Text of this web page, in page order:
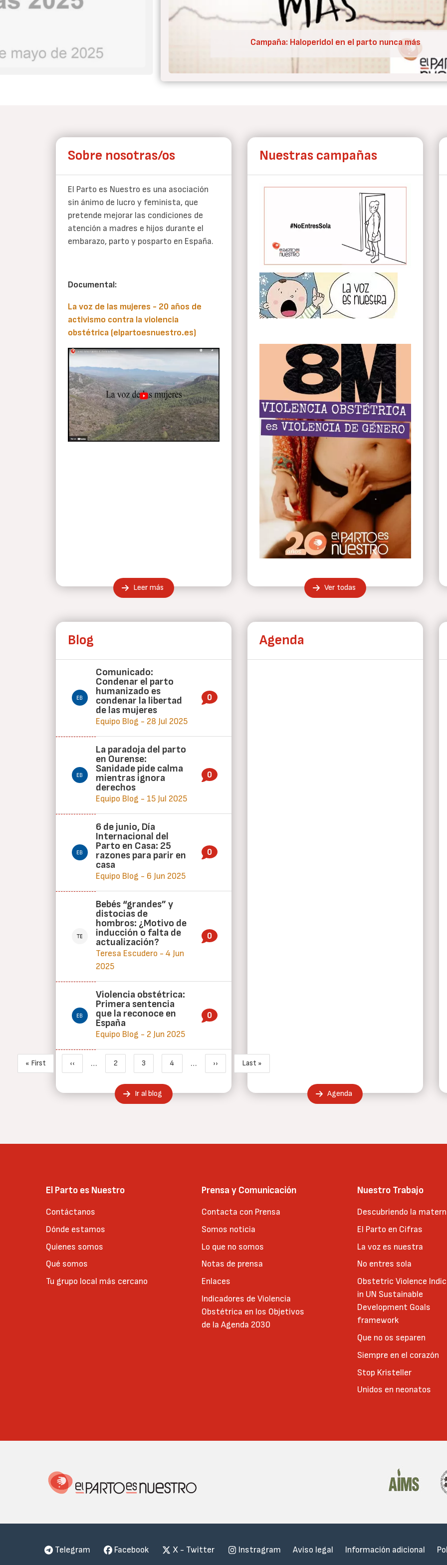
Nueva condena de CEDAW a España por V.O.
Sobre nosotras/os
El Parto es Nuestro es una asociación
sin ánimo de lucro y feminista, que
pretende mejorar las condiciones de
atención a madres e hijos durante el
embarazo, parto y posparto en España.
Documental:
La voz de las mujeres - 20 años de
activismo contra la violencia
obstétrica (elpartoesnuestro.es)
Leer más
Nuestras campañas
Ver todas
Blog
Comunicado:
Condenar el parto
humanizado es
condenar la libertad
de las mujeres
Equipo Blog - 28 Jul 2025
0
La paradoja del parto
en Ourense:
Sanidade pide calma
mientras ignora
derechos
Equipo Blog - 15 Jul 2025
0
6 de junio, Día
Internacional del
Parto en Casa: 25
razones para parir en
casa
Equipo Blog - 6 Jun 2025
0
Bebés “grandes” y
distocias de
hombros: ¿Motivo de
inducción o falta de
actualización?
Teresa Escudero - 4 Jun
2025
0
Violencia obstétrica:
Primera sentencia
que la reconoce en
España
Equipo Blog - 2 Jun 2025
0
Paginación
Primera página
« First
Página anterior
‹‹ … Page
2
Página actual
3
Page
4 … Siguiente página
››
Última página
Last »
Ir al blog
Agenda
Agenda
El Parto es Nuestro
Contáctanos
Dónde estamos
Quienes somos
Qué somos
Tu grupo local más cercano
Prensa y Comunicación
Contacta con Prensa
Somos noticia
Lo que no somos
Notas de prensa
Enlaces
Indicadores de Violencia
Obstétrica en los Objetivos
de la Agenda 2030
Nuestro Trabajo
Descubriendo la
El Parto en Cifras
La voz es nuestra
No entres sola
Obstetric Violence
in UN Sustainable
Development Goals
framework
Que no os separen
Siempre en el corazón
Stop Kristeller
Unidos en neonatos
Menu
Telegram Facebook X - Twitter Instragram Aviso legal Información adicional